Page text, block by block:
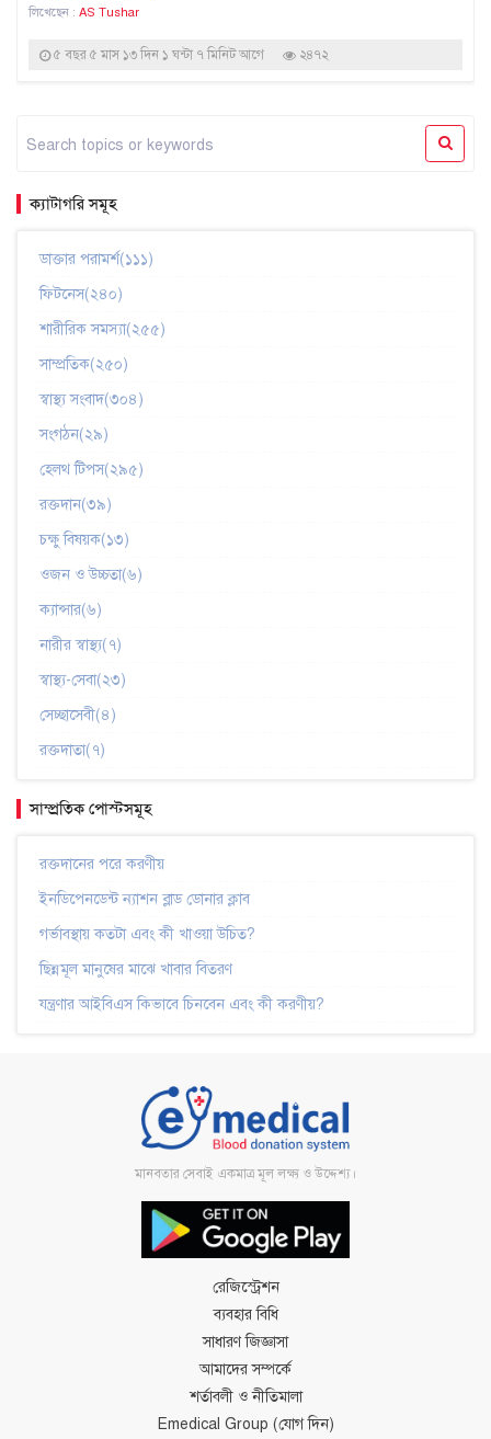
লিখেছেন : AS Tushar
৫ বছর ৫ মাস ১৩ দিন ১ ঘন্টা ৭ মিনিট আগে ২৪৭২
ক্যাটাগরি সমূহ
ডাক্তার পরামর্শ(১১১)
ফিটনেস(২৪০)
শারীরিক সমস্যা(২৫৫)
সাম্প্রতিক(২৫০)
স্বাস্থ্য সংবাদ(৩০৪)
সংগঠন(২৯)
হেলথ টিপস(২৯৫)
রক্তদান(৩৯)
চক্ষু বিষয়ক(১৩)
ওজন ও উচ্চতা(৬)
ক্যান্সার(৬)
নারীর স্বাস্থ্য(৭)
স্বাস্থ্য-সেবা(২৩)
সেচ্ছাসেবী(৪)
রক্তদাতা(৭)
সাম্প্রতিক পোস্টসমূহ
রক্তদানের পরে করণীয়
ইনডিপেনডেন্ট ন্যাশন ব্লাড ডোনার ক্লাব
গর্ভাবস্থায় কতটা এবং কী খাওয়া উচিত?
ছিন্নমূল মানুষের মাঝে খাবার বিতরণ
যন্ত্রণার আইবিএস কিভাবে চিনবেন এবং কী করণীয়?
মানবতার সেবাই একমাত্র মূল লক্ষ্য ও উদ্দেশ্য।
রেজিস্ট্রেশন
ব্যবহার বিধি
সাধারণ জিজ্ঞাসা
আমাদের সম্পর্কে
শর্তাবলী ও নীতিমালা
Emedical Group (যোগ দিন)